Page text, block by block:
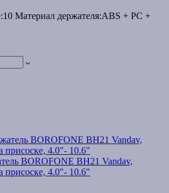
10 Материал держателя:ABS + PC +
BOROFONE BH21 Vandav,
4.0"- 10.6"